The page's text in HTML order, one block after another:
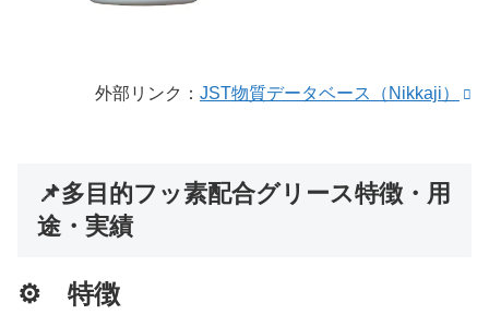
外部リンク： JST物質データベース（Nikkaji）
📌多目的フッ素配合グリース特徴・用
途・実績
⚙ 特徴